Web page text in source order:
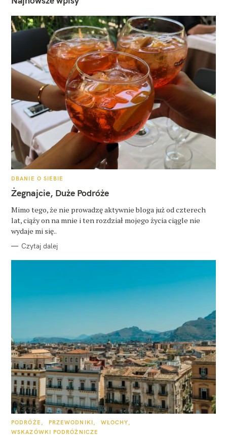
K
T
E
O
R
I
DBANIE O SIEBIE
Żegnajcie, Duże Podróże
Mimo tego, że nie prowadzę aktywnie bloga już od czterech
lat, ciąży on na mnie i ten rozdział mojego życia ciągle nie
wydaje mi się..
Czytaj dalej
K
PODRÓŻE PRZEWODNIKI
WŁOCHY
WSKAZÓWKI PODRÓŻNICZE